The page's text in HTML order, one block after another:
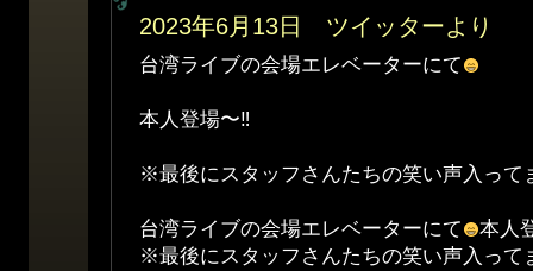
2023年6月13日 ツイッターより
台湾ライブの会場エレベーターにて
本人登場〜‼︎
※最後にスタッフさんたちの笑い声入って
台湾ライブの会場エレベーターにて
本人
※最後にスタッフさんたちの笑い声入って